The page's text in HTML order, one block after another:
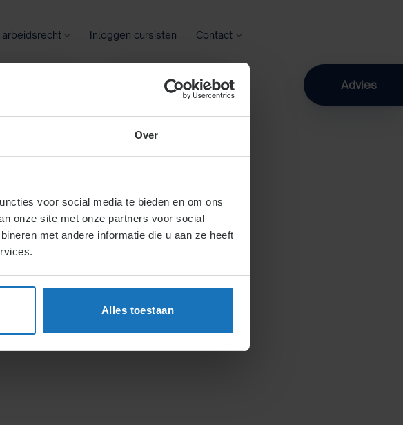
Over
voor social media te bieden en om ons
onze site met onze partners voor social
met andere informatie die u aan ze heeft
Alles toestaan
Inloggen cursisten Contact
Zoeken Advies